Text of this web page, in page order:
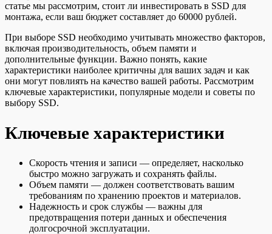
статье мы рассмотрим, стоит ли инвестировать в SSD для
монтажа, если ваш бюджет составляет до 60000 рублей.
При выборе SSD необходимо учитывать множество факторов,
включая производительность, объем памяти и
дополнительные функции. Важно понять, какие
характеристики наиболее критичны для ваших задач и как
они могут повлиять на качество вашей работы. Рассмотрим
ключевые характеристики, популярные модели и советы по
выбору SSD.
Ключевые характеристики
Скорость чтения и записи — определяет, насколько
быстро можно загружать и сохранять файлы.
Объем памяти — должен соответствовать вашим
требованиям по хранению проектов и материалов.
Надежность и срок службы — важны для
предотвращения потери данных и обеспечения
долгосрочной эксплуатации.